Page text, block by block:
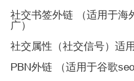
社交书签外链 （适用于海
广）
社交属性（社交信号）适
PBN外链 （适用于谷歌